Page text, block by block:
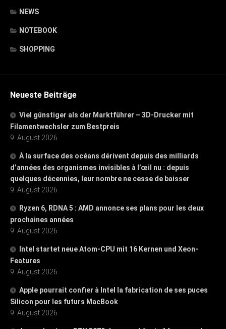
NEWS
NOTEBOOK
SHOPPING
Neueste Beiträge
Viel günstiger als der Marktführer – 3D-Drucker mit
Filamentwechsler zum Bestpreis
9. August 2026
À la surface des océans dérivent depuis des milliards
d’années des organismes invisibles à l’œil nu : depuis
quelques décennies, leur nombre ne cesse de baisser
9. August 2026
Ryzen 6, RDNA 5 : AMD annonce ses plans pour les deux
prochaines années
9. August 2026
Intel startet neue Atom-CPU mit 16 Kernen und Xeon-
Features
9. August 2026
Apple pourrait confier à Intel la fabrication de ses puces
Silicon pour les futurs MacBook
9. August 2026